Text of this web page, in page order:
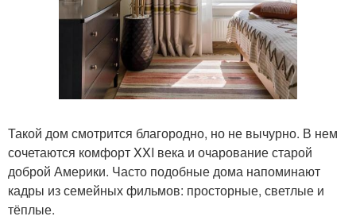
Такой дом смотрится благородно, но не вычурно. В нем
сочетаются комфорт XXI века и очарование старой
доброй Америки. Часто подобные дома напоминают
кадры из семейных фильмов: просторные, светлые и
тёплые.